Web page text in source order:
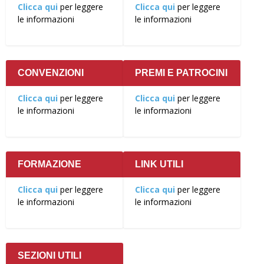
Clicca qui per leggere
le informazioni
Clicca qui per leggere
le informazioni
CONVENZIONI
Clicca qui per leggere
le informazioni
PREMI E PATROCINI
Clicca qui per leggere
le informazioni
FORMAZIONE
Clicca qui per leggere
le informazioni
LINK UTILI
Clicca qui per leggere
le informazioni
SEZIONI UTILI